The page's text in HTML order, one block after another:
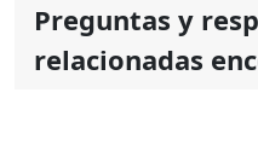
Preguntas y
relacionadas